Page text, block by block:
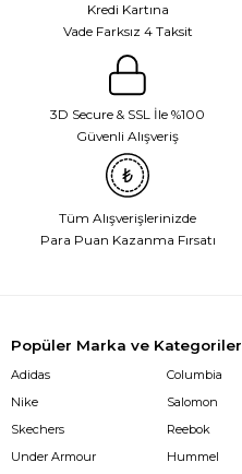
Kredi Kartına
Vade Farksız 4 Taksit
3D Secure & SSL İle %100
Güvenli Alışveriş
Tüm Alışverişlerinizde
Para Puan Kazanma Fırsatı
Popüler Marka ve Kategoriler
Adidas
Nike
Skechers
Under Armour
Columbia
Salomon
Reebok
Hummel